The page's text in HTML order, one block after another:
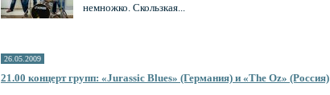
немножко. Скользкая...
26.05.2009
21.00 концерт групп: «Jurassic Blues» (Германия) и «The Oz» (Россия)